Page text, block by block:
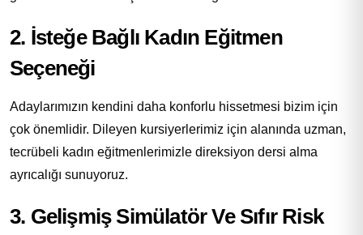
2. İsteğe Bağlı Kadın Eğitmen
Seçeneği
Adaylarımızın kendini daha konforlu hissetmesi bizim için
çok önemlidir. Dileyen kursiyerlerimiz için alanında uzman,
tecrübeli kadın eğitmenlerimizle direksiyon dersi alma
ayrıcalığı sunuyoruz.
3. Gelişmiş Simülatör Ve Sıfır Risk